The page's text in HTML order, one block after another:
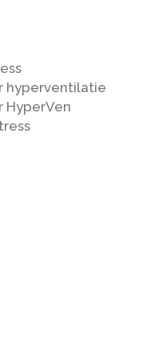
hyperventilatie
HyperVen